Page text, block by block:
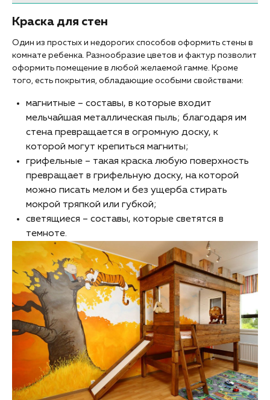
отделки кухонных стен, которые «выживут» в условиях
Краска для стен
Один из простых и недорогих способов оформить стены в
комнате ребенка. Разнообразие цветов и фактур позволит
оформить помещение в любой желаемой гамме. Кроме
того, есть покрытия, обладающие особыми свойствами:
магнитные – составы, в которые входит
мельчайшая металлическая пыль; благодаря им
стена превращается в огромную доску, к
которой могут крепиться магниты;
грифельные – такая краска любую поверхность
превращает в грифельную доску, на которой
можно писать мелом и без ущерба стирать
мокрой тряпкой или губкой;
светящиеся – составы, которые светятся в
темноте.